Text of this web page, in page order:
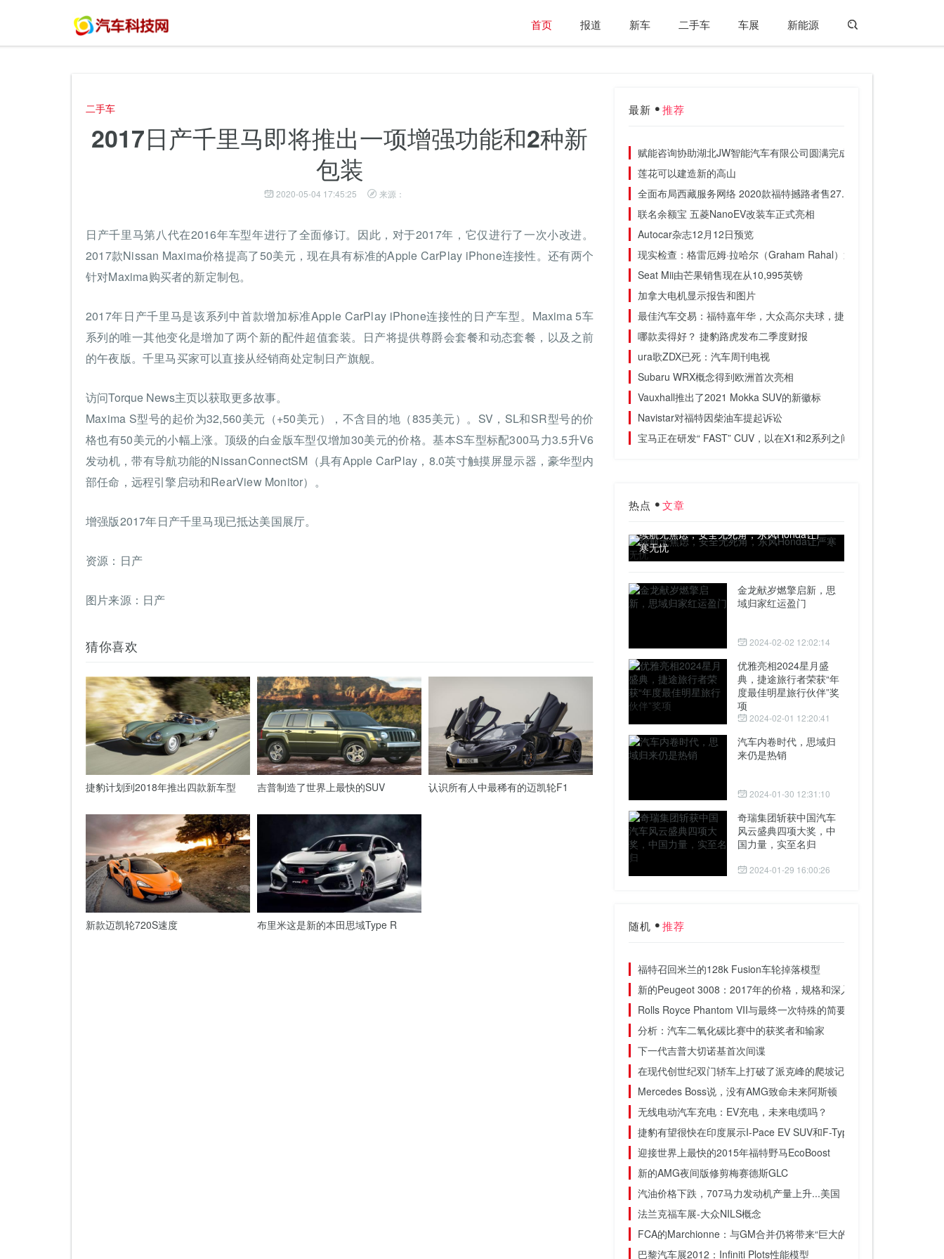
首页 报道 新车 二手车 车展 新能源
二手车
2017日产千里马即将推出一项增强功能和2种新
包装
2020-05-04 17:45:25 来源：
日产千里马第八代在2016年车型年进行了全面修订。因此，对于2017年，它仅进行了一次小改进。
2017款Nissan Maxima价格提高了50美元，现在具有标准的Apple CarPlay iPhone连接性。还有两个
针对Maxima购买者的新定制包。
2017年日产千里马是该系列中首款增加标准Apple CarPlay iPhone连接性的日产车型。Maxima 5车
系列的唯一其他变化是增加了两个新的配件超值套装。日产将提供尊爵会套餐和动态套餐，以及之前
的午夜版。千里马买家可以直接从经销商处定制日产旗舰。
访问Torque News主页以获取更多故事。
Maxima S型号的起价为32,560美元（+50美元），不含目的地（835美元）。SV，SL和SR型号的价
格也有50美元的小幅上涨。顶级的白金版车型仅增加30美元的价格。基本S车型标配300马力3.5升V6
发动机，带有导航功能的NissanConnectSM（具有Apple CarPlay，8.0英寸触摸屏显示器，豪华型内
部任命，远程引擎启动和RearView Monitor）。
增强版2017年日产千里马现已抵达美国展厅。
资源：日产
图片来源：日产
猜你喜欢
捷豹计划到2018年推出四款新车型 吉普制造了世界上最快的SUV 认识所有人中最稀有的迈凯轮F1
新款迈凯轮720S速度 布里米这是新的本田思域Type R
最新 推荐
赋能咨询协助湖北JW智能汽车有限公司圆满完成股权激励项目
莲花可以建造新的高山
全面布局西藏服务网络 2020款福特撼路者售27.58-37.48万元
联名余额宝 五菱NanoEV改装车正式亮相
Autocar杂志12月12日预览
现实检查：格雷厄姆·拉哈尔（Graham Rahal）遇见ZR1
Seat Mii由芒果销售现在从10,995英镑
加拿大电机显示报告和图片
最佳汽车交易：福特嘉年华，大众高尔夫球，捷豹F型，达卡掸子，范
哪款卖得好？ 捷豹路虎发布二季度财报
ura歌ZDX已死：汽车周刊电视
Subaru WRX概念得到欧洲首次亮相
Vauxhall推出了2021 Mokka SUV的新徽标
Navistar对福特因柴油车提起诉讼
宝马正在研发“ FAST” CUV，以在X1和2系列之间
热点 文章
续航无焦虑，安全无死角，东风Honda让严
寒无忧
金龙献岁燃擎启新，思
域归家红运盈门
2024-02-02 12:02:14
优雅亮相2024星月盛
典，捷途旅行者荣获“年
度最佳明星旅行伙伴”奖
项
2024-02-01 12:20:41
汽车内卷时代，思域归
来仍是热销
2024-01-30 12:31:10
奇瑞集团斩获中国汽车
风云盛典四项大奖，中
国力量，实至名归
2024-01-29 16:00:26
随机 推荐
福特召回米兰的128k Fusion车轮掉落模型
新的Peugeot 3008：2017年的价格，规格和深入指南
Rolls Royce Phantom VII与最终一次特殊的简要介绍
分析：汽车二氧化碳比赛中的获奖者和输家
下一代吉普大切诺基首次间谍
在现代创世纪双门轿车上打破了派克峰的爬坡记录
Mercedes Boss说，没有AMG致命未来阿斯顿
无线电动汽车充电：EV充电，未来电缆吗？
捷豹有望很快在印度展示I-Pace EV SUV和F-Type整车
迎接世界上最快的2015年福特野马EcoBoost
新的AMG夜间版修剪梅赛德斯GLC
汽油价格下跌，707马力发动机产量上升...美国！
法兰克福车展-大众NILS概念
FCA的Marchionne：与GM合并仍将带来“巨大的福利”
巴黎汽车展2012：Infiniti Plots性能模型